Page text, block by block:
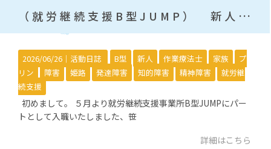
（就労継続支援B型JUMP） 新人職員紹介
2026/06/26｜ 活動日誌 B型 新人 作業療法士 家族
プ
リン
障害 姫路 発達障害 知的障害 精神障害
就労継
続支援
初めまして。 ５月より就労継続支援事業所B型JUMPにパー
トとして入職いたしました、笹
詳細はこちら